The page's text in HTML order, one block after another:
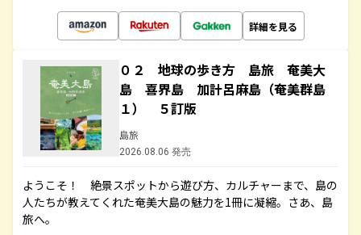
詳細を見る
０２ 地球の歩き方 島旅 奄美大
島 喜界島 加計呂麻島（奄美群島
１） ５訂版
島旅
2026.08.06 発売
ようこそ！ 絶景スポットから遊び方、カルチャーまで、島の
人たちが教えてくれた奄美大島の魅力を1冊に凝縮。さあ、島
旅へ。